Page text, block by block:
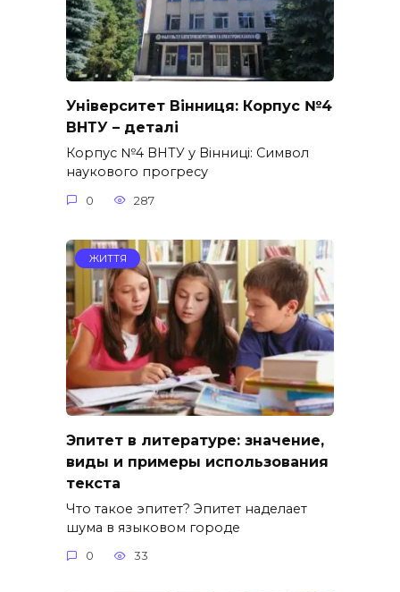
Університет Вінниця: Корпус №4
ВНТУ – деталі
Корпус №4 ВНТУ у Вінниці: Символ
наукового прогресу
0 287
ЖИТТЯ
Эпитет в литературе: значение,
виды и примеры использования
текста
Что такое эпитет? Эпитет наделает
шума в языковом городе
0 33